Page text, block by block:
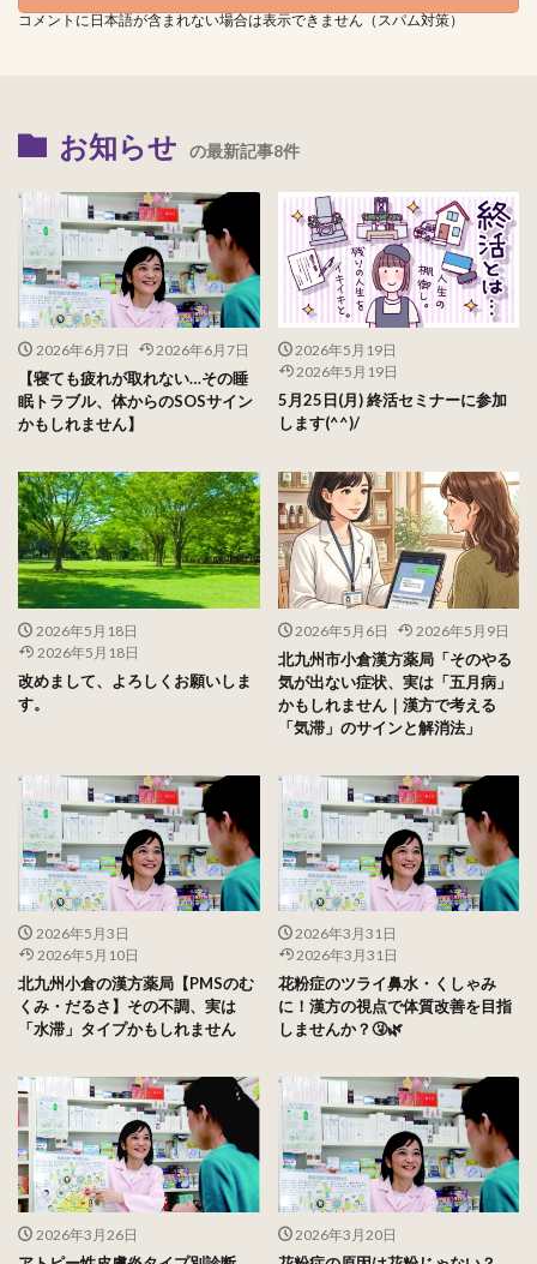
コメントに日本語が含まれない場合は表示できません（スパム対策）
お知らせ の最新記事8件
2026年6月7日 2026年6月7日
【寝ても疲れが取れない…その睡
眠トラブル、体からのSOSサイン
かもしれません】
2026年5月19日
2026年5月19日
5月25日(月) 終活セミナーに参加
します(^^)/
2026年5月18日
2026年5月18日
改めまして、よろしくお願いしま
す。
2026年5月6日 2026年5月9日
北九州市小倉漢方薬局「そのやる
気が出ない症状、実は「五月病」
かもしれません｜漢方で考える
「気滞」のサインと解消法」
2026年5月3日
2026年5月10日
北九州小倉の漢方薬局【PMSのむ
くみ・だるさ】その不調、実は
「水滞」タイプかもしれません
2026年3月31日
2026年3月31日
花粉症のツライ鼻水・くしゃみ
に！漢方の視点で体質改善を目指
しませんか？🤧🌿
2026年3月26日 2026年3月20日